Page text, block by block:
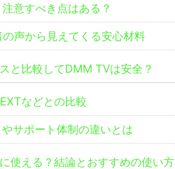
意すべき点はある？
声から見えてくる安心材料
と比較してDMM TVは安全？
などとの比較
サポート体制の違いとは
使える？結論とおすすめの使い方